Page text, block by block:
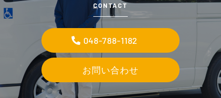
CONTACT
048-788-1182
お問い合わせ